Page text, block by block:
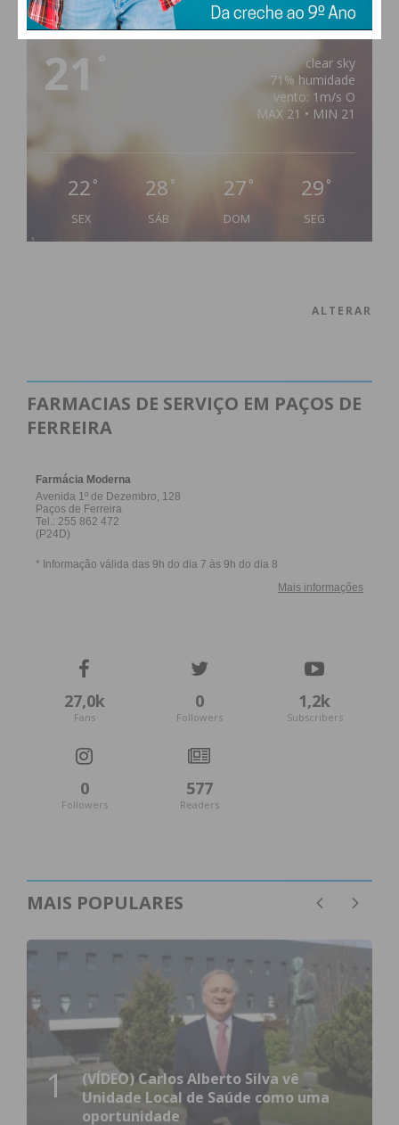
PAÇOS DE FERREIRA
21
clear sky
71% humidade
vento: 1m/s O
MAX 21 • MIN 21
22 °
SEX
28 °
SÁB
27 °
DOM
29 °
SEG
ALTERAR
FARMACIAS DE SERVIÇO EM PAÇOS DE
FERREIRA
27,0k
Fans
0
Followers
1,2k
Subscribers
0
Followers
577
Readers
MAIS POPULARES
1
(VÍDEO) Carlos Alberto Silva vê
Unidade Local de Saúde como uma
oportunidade